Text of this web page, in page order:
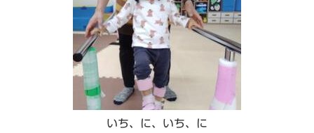
いち、に、いち、に